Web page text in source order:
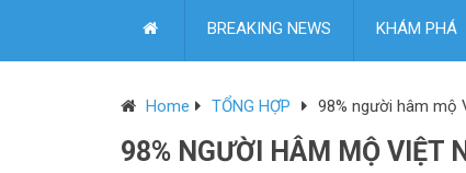
BREAKING NEWS KHÁM PHÁ
Home TỔNG HỢP 98% người hâm mộ
98% NGƯỜI HÂM MỘ VIỆT